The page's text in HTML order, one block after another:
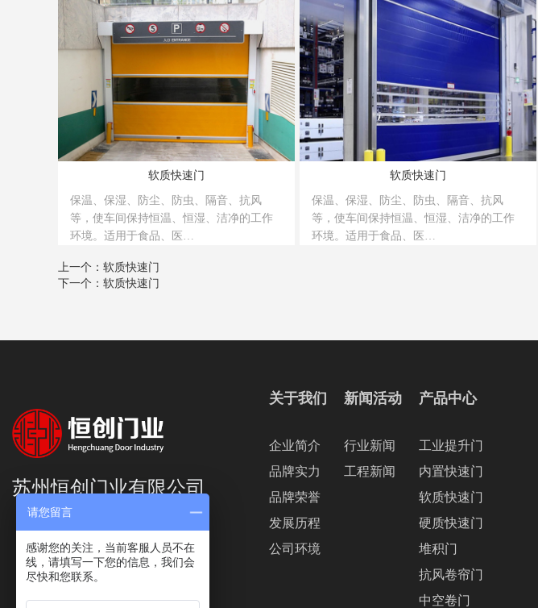
软质快速门
保温、保湿、防尘、防虫、隔音、抗风
等，使车间保持恒温、恒湿、洁净的工作
环境。适用于食品、医…
软质快速门
保温、保湿、防尘、防虫、隔音、抗风
等，使车间保持恒温、恒湿、洁净的工作
环境。适用于食品、医…
上一个： 软质快速门
下一个： 软质快速门
苏州恒创门业有限公司
关于我们
企业简介
品牌实力
品牌荣誉
发展历程
公司环境
新闻活动
行业新闻
工程新闻
产品中心
工业提升门
内置快速门
软质快速门
硬质快速门
堆积门
抗风卷帘门
中空卷门
请您留言
感谢您的关注，当前客服人员不在
线，请填写一下您的信息，我们会
尽快和您联系。